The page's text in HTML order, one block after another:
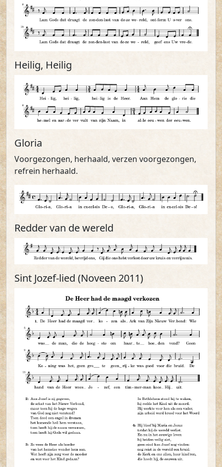
Heilig, Heilig
Gloria
Voorgezongen, herhaald, verzen voorgezongen,
refrein herhaald.
Redder van de wereld
Sint Jozef-lied (Noveen 2011)